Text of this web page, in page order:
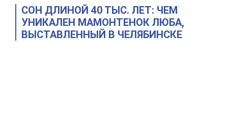
СОН ДЛИНОЙ 40 ТЫС. ЛЕТ: ЧЕМ
УНИКАЛЕН МАМОНТЕНОК ЛЮБА,
ВЫСТАВЛЕННЫЙ В ЧЕЛЯБИНСКЕ